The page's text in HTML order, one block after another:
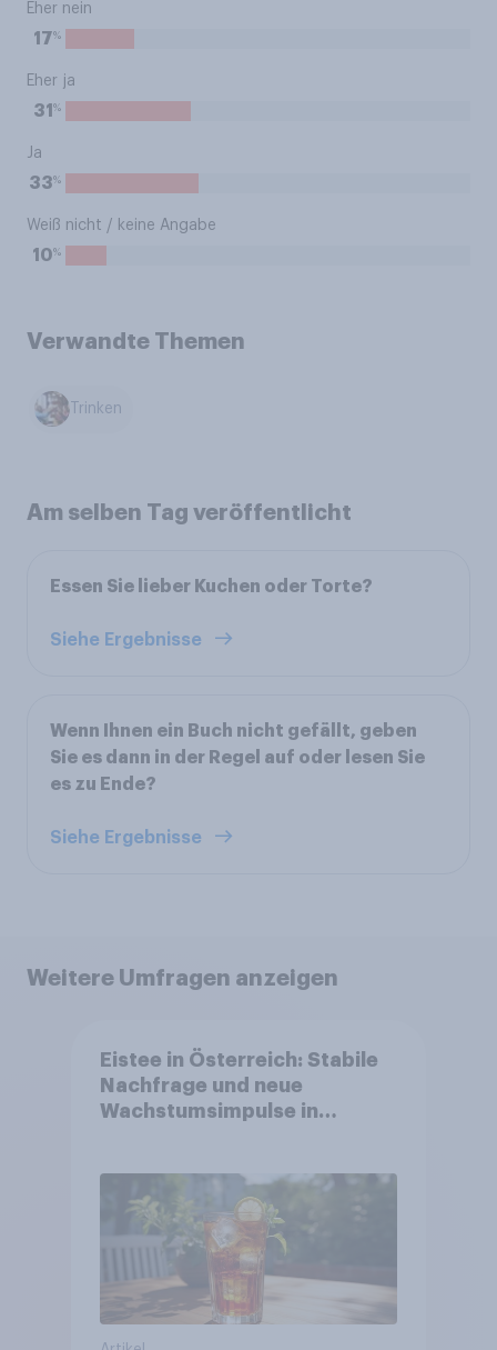
Eher nein
17%
Eher ja
31 %
Ja
33%
Weiß nicht / keine Angabe
10%
Verwandte Themen
Trinken
Am selben Tag veröffentlicht
Essen Sie lieber Kuchen oder Torte?
Siehe Ergebnisse
Wenn Ihnen ein Buch nicht gefällt, geben
Sie es dann in der Regel auf oder lesen Sie
es zu Ende?
Siehe Ergebnisse
Weitere Umfragen anzeigen
Eistee in Österreich: Stabile
Nachfrage und neue
Wachstumsimpulse in